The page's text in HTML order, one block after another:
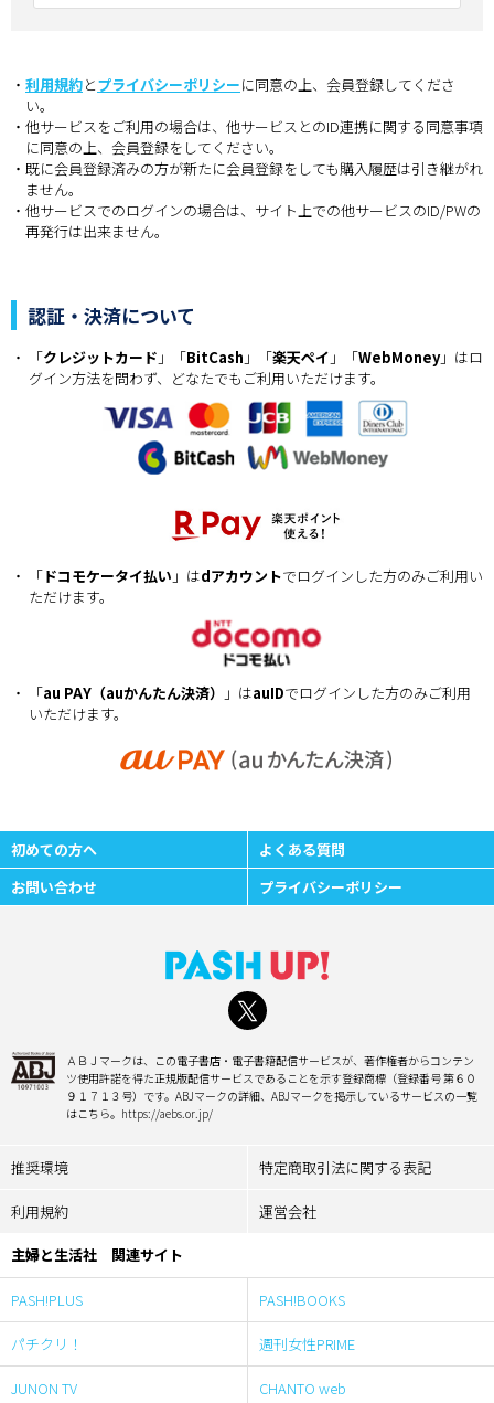
利用規約とプライバシーポリシーに同意の上、会員登録してくださ
い。
他サービスをご利用の場合は、他サービスとのID連携に関する同意事項
に同意の上、会員登録をしてください。
既に会員登録済みの方が新たに会員登録をしても購入履歴は引き継がれ
ません。
他サービスでのログインの場合は、サイト上での他サービスのID/PWの
再発行は出来ません。
認証・決済について
「クレジットカード 」「BitCash 」「楽天ペイ 」「WebMoney」はロ
グイン方法を問わず、どなたでもご利用いただけます。
「ドコモケータイ払い 」はdアカウントでログインした方のみご利用い
ただけます。
「au PAY（auかんたん決済） 」はauIDでログインした方のみご利用
いただけます。
初めての方へ
よくある質問
お問い合わせ
プライバシーポリシー
ＡＢＪマークは、この電子書店・電子書籍配信サービスが、著作権者からコンテン
ツ使用許諾を得た正規版配信サービスであることを示す登録商標（登録番号 第６０
９１７１３号）です。ABJマークの詳細、ABJマークを掲示しているサービスの一覧
はこちら。https://aebs.or.jp/
推奨環境 特定商取引法に関する表記
利用規約 運営会社
主婦と生活社 関連サイト
PASH!PLUS PASH!BOOKS
パチクリ！ 週刊女性PRIME
JUNON TV CHANTO web